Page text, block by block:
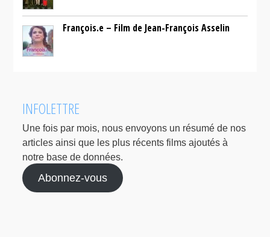
François.e – Film de Jean-François Asselin
INFOLETTRE
Une fois par mois, nous envoyons un résumé de nos
articles ainsi que les plus récents films ajoutés à
notre base de données.
Abonnez-vous